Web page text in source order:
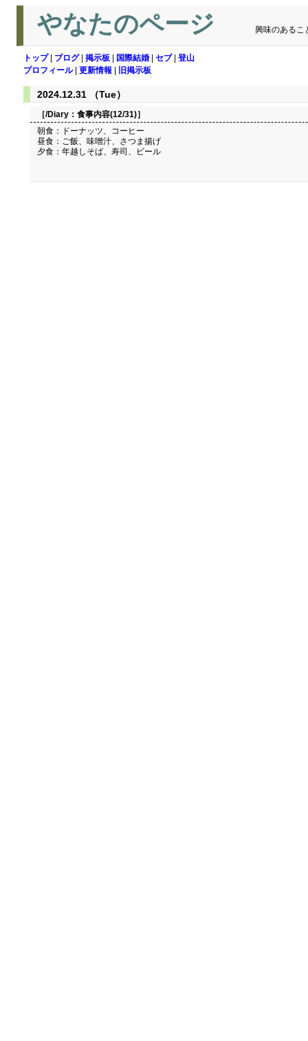
やなたのページ 興味のあるこ
トップ| ブログ| 掲示板 国際結婚 セブ| 登山
プロフィール| 更新情報 旧掲示板
2024.12.31 （Tue）
［/Diary： 食事内容(12/31)］
朝食：ドーナッツ、コーヒー
昼食：ご飯、味噌汁、さつま揚げ
夕食：年越しそば、寿司、ビール